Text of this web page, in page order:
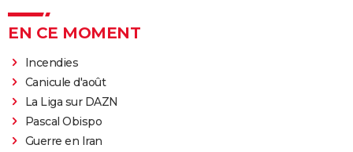
EN CE MOMENT
Incendies
Canicule d'août
La Liga sur DAZN
Pascal Obispo
Guerre en Iran